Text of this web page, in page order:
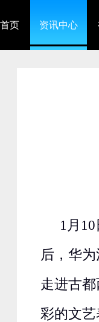
首页 资讯中心
1月
后，华
走进古
彩的文